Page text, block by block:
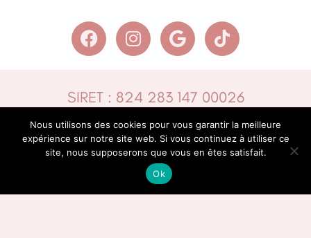
F
c
e
b
o
o
I
s
t
a
g
r
m
G
o
g
l
e
T
k
t
o
k
SIRET : 824 283 147 00026
Réalisé par les-ptits-soins-de-nadege.fr |
Mentions légales
Nous utilisons des cookies pour vous garantir la meilleure
expérience sur notre site web. Si vous continuez à utiliser ce
site, nous supposerons que vous en êtes satisfait.
Ok